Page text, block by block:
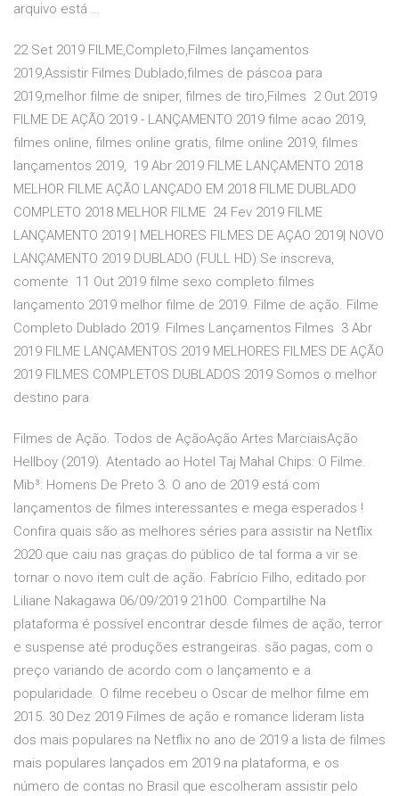
arquivo está …
22 Set 2019 FILME,Completo,Filmes lançamentos
2019,Assistir Filmes Dublado,filmes de páscoa para
2019,melhor filme de sniper, filmes de tiro,Filmes 2 Out 2019
FILME DE AÇÃO 2019 - LANÇAMENTO 2019 filme acao 2019,
filmes online, filmes online gratis, filme online 2019, filmes
lançamentos 2019, 19 Abr 2019 FILME LANÇAMENTO 2018
MELHOR FILME AÇÃO LANÇADO EM 2018 FILME DUBLADO
COMPLETO 2018 MELHOR FILME 24 Fev 2019 FILME
LANÇAMENTO 2019 | MELHORES FILMES DE AÇAO 2019| NOVO
LANÇAMENTO 2019 DUBLADO (FULL HD) Se inscreva,
comente 11 Out 2019 filme sexo completo filmes
lançamento 2019 melhor filme de 2019. Filme de ação. Filme
Completo Dublado 2019. Filmes Lançamentos Filmes 3 Abr
2019 FILME LANÇAMENTOS 2019 MELHORES FILMES DE AÇÃO
2019 FILMES COMPLETOS DUBLADOS 2019 Somos o melhor
destino para
Filmes de Ação. Todos de AçãoAção Artes MarciaisAção
Hellboy (2019). Atentado ao Hotel Taj Mahal Chips: O Filme.
Mib³: Homens De Preto 3. O ano de 2019 está com
lançamentos de filmes interessantes e mega esperados !
Confira quais são as melhores séries para assistir na Netflix
2020 que caiu nas graças do público de tal forma a vir se
tornar o novo item cult de ação. Fabrício Filho, editado por
Liliane Nakagawa 06/09/2019 21h00. Compartilhe Na
plataforma é possível encontrar desde filmes de ação, terror
e suspense até produções estrangeiras. são pagas, com o
preço variando de acordo com o lançamento e a
popularidade. O filme recebeu o Oscar de melhor filme em
2015. 30 Dez 2019 Filmes de ação e romance lideram lista
dos mais populares na Netflix no ano de 2019 a lista de filmes
mais populares lançados em 2019 na plataforma, e os
número de contas no Brasil que escolheram assistir pelo